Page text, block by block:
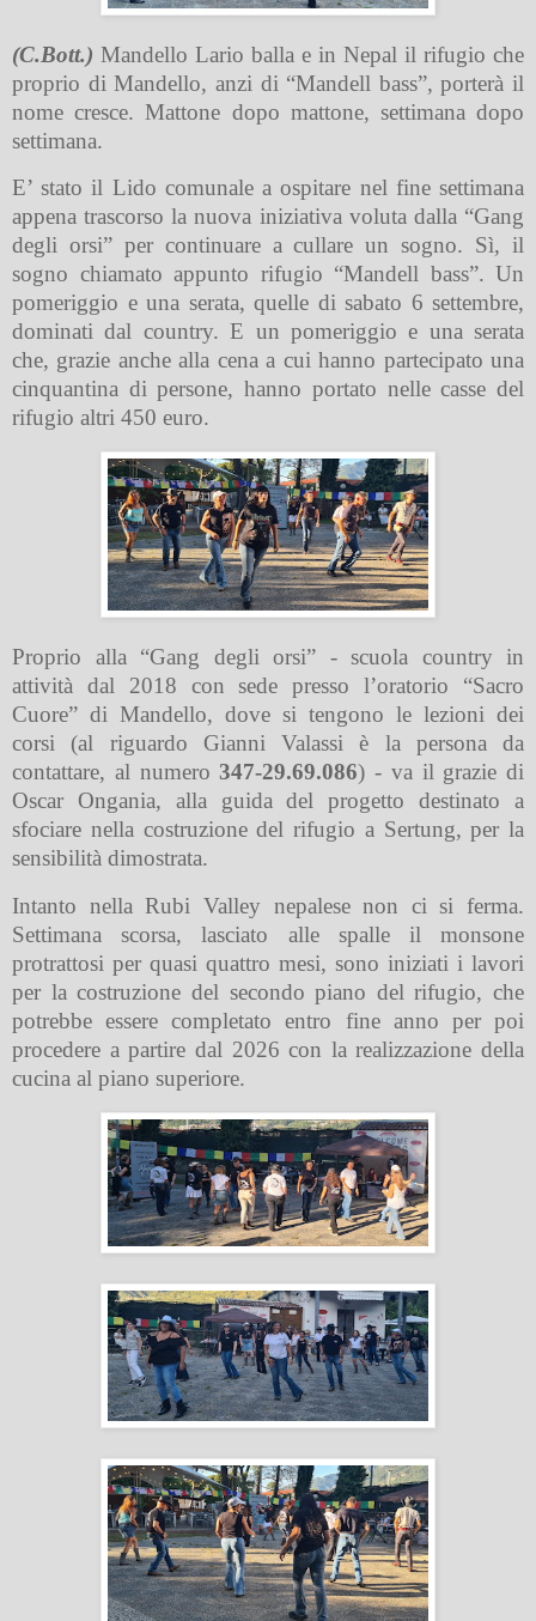
(C.Bott.) Mandello Lario balla e in Nepal il rifugio che
proprio di Mandello, anzi di “Mandell bass”, porterà il
nome cresce. Mattone dopo mattone, settimana dopo
settimana.
E’ stato il Lido comunale a ospitare nel fine settimana
appena trascorso la nuova iniziativa voluta dalla “Gang
degli orsi” per continuare a cullare un sogno. Sì, il
sogno chiamato appunto rifugio “Mandell bass”. Un
pomeriggio e una serata, quelle di sabato 6 settembre,
dominati dal country. E un pomeriggio e una serata
che, grazie anche alla cena a cui hanno partecipato una
cinquantina di persone, hanno portato nelle casse del
rifugio altri 450 euro.
Proprio alla “Gang degli orsi” - scuola country in
attività dal 2018 con sede presso l’oratorio “Sacro
Cuore” di Mandello, dove si tengono le lezioni dei
corsi (al riguardo Gianni Valassi è la persona da
contattare, al numero347-29.69.086) - va il grazie di
Oscar Ongania, alla guida del progetto destinato a
sfociare nella costruzione del rifugio a Sertung, per la
sensibilità dimostrata.
Intanto nella Rubi Valley nepalese non ci si ferma.
Settimana scorsa, lasciato alle spalle il monsone
protrattosi per quasi quattro mesi, sono iniziati i lavori
per la costruzione del secondo piano del rifugio, che
potrebbe essere completato entro fine anno per poi
procedere a partire dal 2026 con la realizzazione della
cucina al piano superiore.